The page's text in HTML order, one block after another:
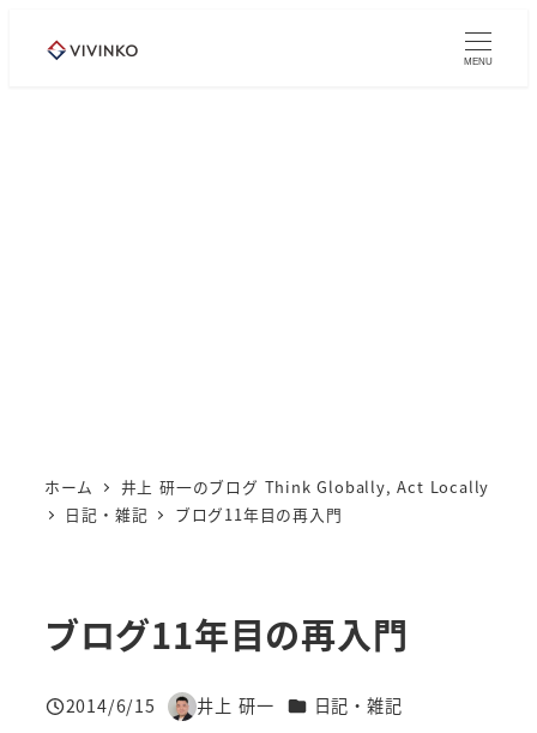
MENU
ホーム
井上 研一のブログ Think Globally, Act Locally
日記・雑記
ブログ11年目の再入門
ブログ11年目の再入門
投稿日
2014/6/15
著
井上 研一 カテゴリー
日記・雑記